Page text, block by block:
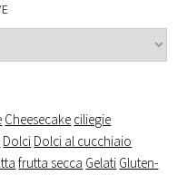
Cheesecake ciliegie
Dolci Dolci al cucchiaio
frutta secca Gelati Gluten-